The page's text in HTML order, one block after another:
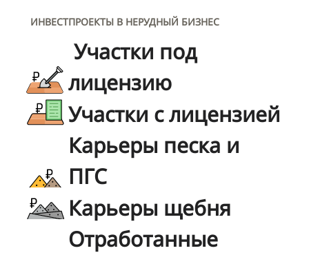
ИНВЕСТПРОЕКТЫ В НЕРУДНЫЙ БИЗНЕС
Участки под
лицензию
Участки с лицензией
Карьеры песка и
ПГС
Карьеры щебня
Отработанные